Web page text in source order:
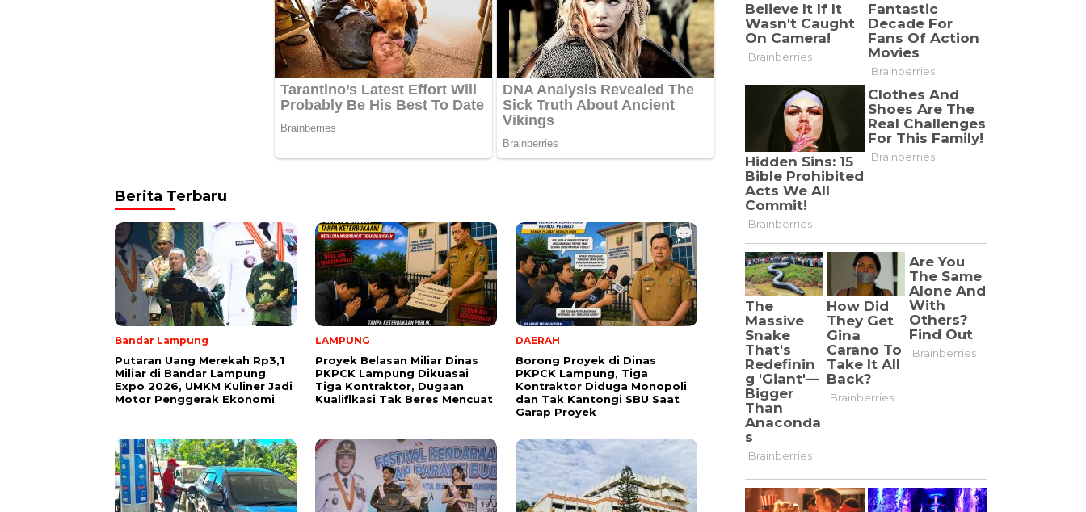
Berita Terbaru
Bandar Lampung
Putaran Uang Merekah Rp3,1
Miliar di Bandar Lampung
Expo 2026, UMKM Kuliner Jadi
Motor Penggerak Ekonomi
LAMPUNG
Proyek Belasan Miliar Dinas
PKPCK Lampung Dikuasai
Tiga Kontraktor, Dugaan
Kualifikasi Tak Beres Mencuat
DAERAH
Borong Proyek di Dinas
PKPCK Lampung, Tiga
Kontraktor Diduga Monopoli
dan Tak Kantongi SBU Saat
Garap Proyek